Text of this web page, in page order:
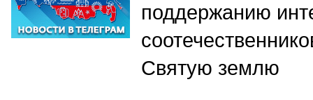
поддержанию
Святую землю